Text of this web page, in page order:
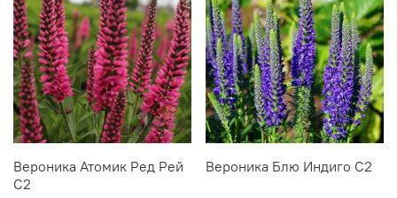
Вероника Атомик Ред Рей
С2
Вероника Блю Индиго С2